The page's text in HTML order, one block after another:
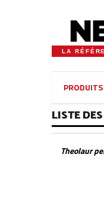
LA
PRODUITS
LISTE
Theolaur